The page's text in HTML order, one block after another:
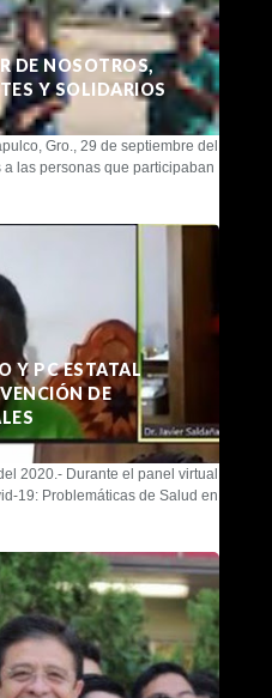
DE NOSOTROS,
Y SOLIDARIOS
Gro., 29 de septiembre del
las personas que participaban
Y PC ESTATAL
DE
2020.- Durante el panel virtual
19: Problemáticas de Salud en